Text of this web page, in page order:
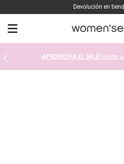
Devolución en
¡APROVECHA EL SALE! Hasta